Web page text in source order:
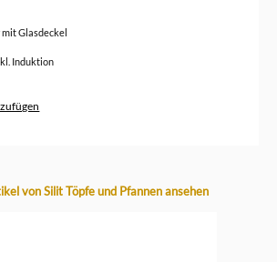
Glasdeckel
Induktion
von Silit Töpfe und Pfannen ansehen